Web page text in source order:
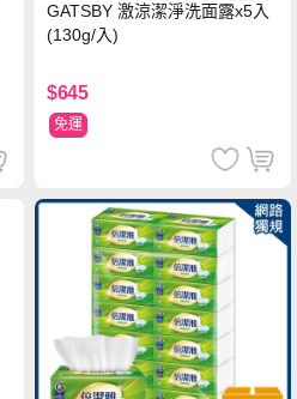
GATSBY 激涼潔淨洗面露x5入
(130g/入)
$645
免運